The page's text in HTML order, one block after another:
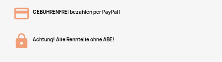
GEBÜHRENFREI bezahlen per PayPal!
Achtung! Alle Rennteile ohne ABE!